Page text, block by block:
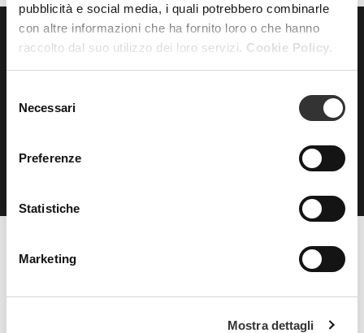
pubblicità e social media, i quali potrebbero combinarle
con altre informazioni che ha fornito loro o che hanno
raccolto dal suo utilizzo dei loro servizi. Cookie Policy.
delNecessari
Preferenze
Statistiche
Marketing
Mostra dettagli
ISCRIVITIalla nostra
Beauty Spa è un marchio